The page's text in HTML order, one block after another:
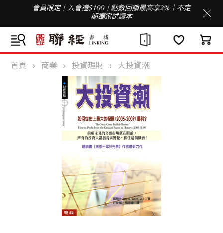
會員限定｜入會禮$100｜點數回饋最高享2%｜不定
期獨家試讀本
首頁 商業 投資理財 大投資潮